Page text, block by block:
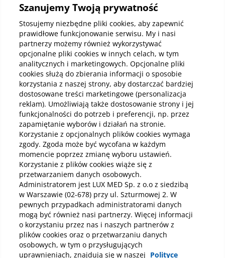
Kup abonamenty online
Kup online
Pobierz aplikację mobilną
Szanujemy Twoją prywatność
Stosujemy niezbędne pliki cookies, aby zapewnić
prawidłowe funkcjonowanie serwisu. My i nasi
partnerzy możemy również wykorzystywać
opcjonalne pliki cookies w innych celach, w tym
analitycznych i marketingowych. Opcjonalne pliki
cookies służą do zbierania informacji o sposobie
korzystania z naszej strony, aby dostarczać bardziej
dostosowane treści marketingowe (personalizacja
reklam). Umożliwiają także dostosowanie strony i jej
funkcjonalności do potrzeb i preferencji, np. przez
zapamiętanie wyborów i działań na stronie.
Korzystanie z opcjonalnych plików cookies wymaga
zgody. Zgoda może być wycofana w każdym
momencie poprzez zmianę wyboru ustawień.
Korzystanie z plików cookies wiąże się z
przetwarzaniem danych osobowych.
Administratorem jest LUX MED Sp. z o.o z siedzibą
w Warszawie (02-678) przy ul. Szturmowej 2. W
pewnych przypadkach administratorami danych
mogą być również nasi partnerzy. Więcej informacji
o korzystaniu przez nas i naszych partnerów z
plików cookies oraz o przetwarzaniu danych
osobowych, w tym o przysługujących
uprawnieniach, znajdują się w naszej Polityce